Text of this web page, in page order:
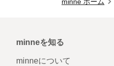
minneを知る
minneについて